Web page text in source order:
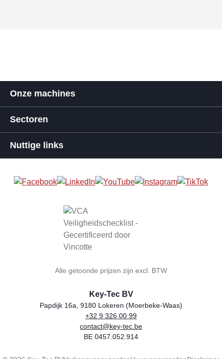
Onze machines
Sectoren
Nuttige links
Alle getoonde prijzen zijn excl. BTW
Winkelnaam
Key-Tec BV
Adres
Papdijk 16a, 9180 Lokeren (Moerbeke-Waas)
Telefoon
+32 9 326 00 99
E-mail
contact@key-tec.be
BTW-nummer
BE 0457.052.914